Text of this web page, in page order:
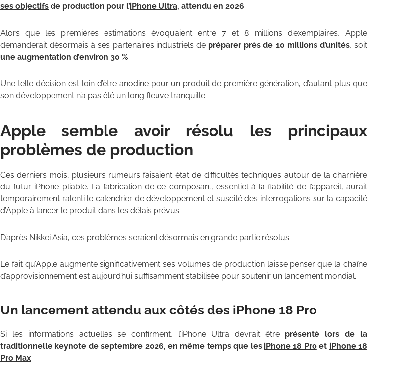
ses objectifs de production pour l’iPhone Ultra, attendu en 2026.
Alors que les premières estimations évoquaient entre 7 et 8 millions d’exemplaires, Apple
demanderait désormais à ses partenaires industriels de préparer près de 10 millions d’unités, soit
une augmentation d’environ 30 %.
Une telle décision est loin d’être anodine pour un produit de première génération, d’autant plus que
son développement n’a pas été un long fleuve tranquille.
Apple semble avoir résolu les principaux
problèmes de production
Ces derniers mois, plusieurs rumeurs faisaient état de difficultés techniques autour de la charnière
du futur iPhone pliable. La fabrication de ce composant, essentiel à la fiabilité de l’appareil, aurait
temporairement ralenti le calendrier de développement et suscité des interrogations sur la capacité
d’Apple à lancer le produit dans les délais prévus.
D’après Nikkei Asia, ces problèmes seraient désormais en grande partie résolus.
Le fait qu’Apple augmente significativement ses volumes de production laisse penser que la chaîne
d’approvisionnement est aujourd’hui suffisamment stabilisée pour soutenir un lancement mondial.
Un lancement attendu aux côtés des iPhone 18 Pro
Si les informations actuelles se confirment, l’iPhone Ultra devrait être présenté lors de la
traditionnelle keynote de septembre 2026, en même temps que les iPhone 18 Proet iPhone 18
Pro Max.